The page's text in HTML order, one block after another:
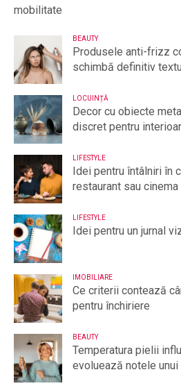
mobilitate
BEAUTY
Produsele anti-frizz
schimbă definitiv
LOCUINȚĂ
Decor cu obiecte
discret pentru
LIFESTYLE
Idei pentru întâlniri în
restaurant sau cinema
LIFESTYLE
Idei pentru un jurnal
IMOBILIARE
Ce criterii contează
pentru închiriere
BEAUTY
Temperatura pielii
evoluează notele unui